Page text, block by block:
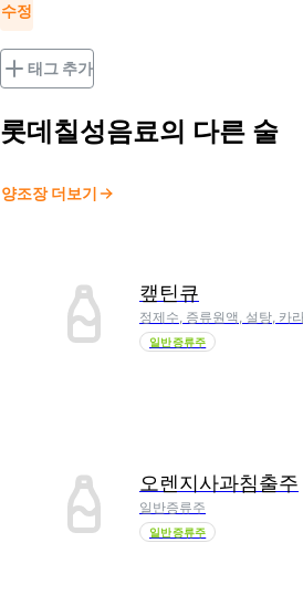
수정
태그 추가
롯데칠성음료의 다른 술
양조장 더보기
캪틴큐
정제수, 증류원액, 설탕, 카
일반증류주
오렌지사과침출주
일반증류주
일반증류주